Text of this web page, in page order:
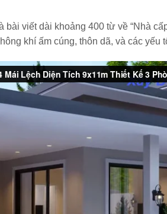
bài viết dài khoảng 400 từ về “Nhà
khí ấm cúng, thôn dã, và các